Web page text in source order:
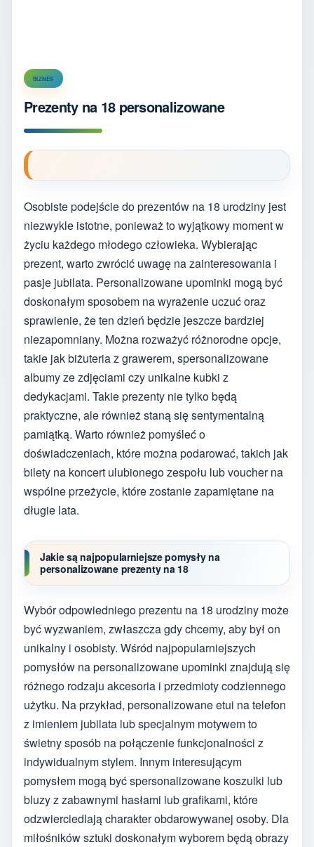
BIZNES
Prezenty na 18 personalizowane
Osobiste podejście do prezentów na 18 urodziny jest
niezwykle istotne, ponieważ to wyjątkowy moment w
życiu każdego młodego człowieka. Wybierając
prezent, warto zwrócić uwagę na zainteresowania i
pasje jubilata. Personalizowane upominki mogą być
doskonałym sposobem na wyrażenie uczuć oraz
sprawienie, że ten dzień będzie jeszcze bardziej
niezapomniany. Można rozważyć różnorodne opcje,
takie jak biżuteria z grawerem, spersonalizowane
albumy ze zdjęciami czy unikalne kubki z
dedykacjami. Takie prezenty nie tylko będą
praktyczne, ale również staną się sentymentalną
pamiątką. Warto również pomyśleć o
doświadczeniach, które można podarować, takich jak
bilety na koncert ulubionego zespołu lub voucher na
wspólne przeżycie, które zostanie zapamiętane na
długie lata.
Jakie są najpopularniejsze pomysły na
personalizowane prezenty na 18
Wybór odpowiedniego prezentu na 18 urodziny może
być wyzwaniem, zwłaszcza gdy chcemy, aby był on
unikalny i osobisty. Wśród najpopularniejszych
pomysłów na personalizowane upominki znajdują się
różnego rodzaju akcesoria i przedmioty codziennego
użytku. Na przykład, personalizowane etui na telefon
z imieniem jubilata lub specjalnym motywem to
świetny sposób na połączenie funkcjonalności z
indywidualnym stylem. Innym interesującym
pomysłem mogą być spersonalizowane koszulki lub
bluzy z zabawnymi hasłami lub grafikami, które
odzwierciedlają charakter obdarowywanej osoby. Dla
miłośników sztuki doskonałym wyborem będą obrazy